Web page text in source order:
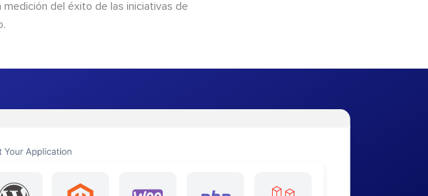
del éxito de las iniciativas de